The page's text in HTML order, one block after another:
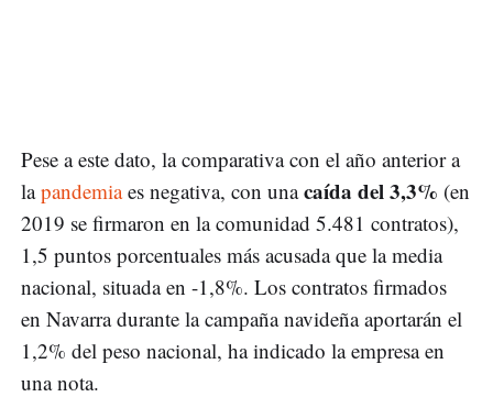
Pese a este dato, la comparativa con el año anterior a
lapandemiaes negativa, con unacaída del 3,3% (en
2019 se firmaron en la comunidad 5.481 contratos),
1,5 puntos porcentuales más acusada que la media
nacional, situada en -1,8%. Los contratos firmados
en Navarra durante la campaña navideña aportarán el
1,2% del peso nacional, ha indicado la empresa en
una nota.